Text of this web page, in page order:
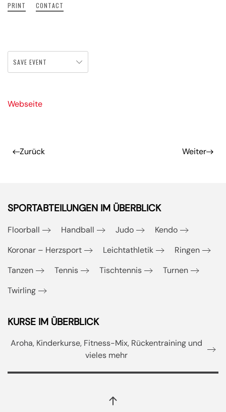
PRINT CONTACT
SAVE EVENT
Webseite
Zurück Weiter
SPORTABTEILUNGEN IM ÜBERBLICK
Floorball Handball Judo
Kendo
Koronar – Herzsport
Leichtathletik
Ringen
Tanzen
Tennis Tischtennis
Turnen
Twirling
KURSE IM ÜBERBLICK
Aroha, Kinderkurse, Fitness-Mix, Rückentraining und
vieles mehr